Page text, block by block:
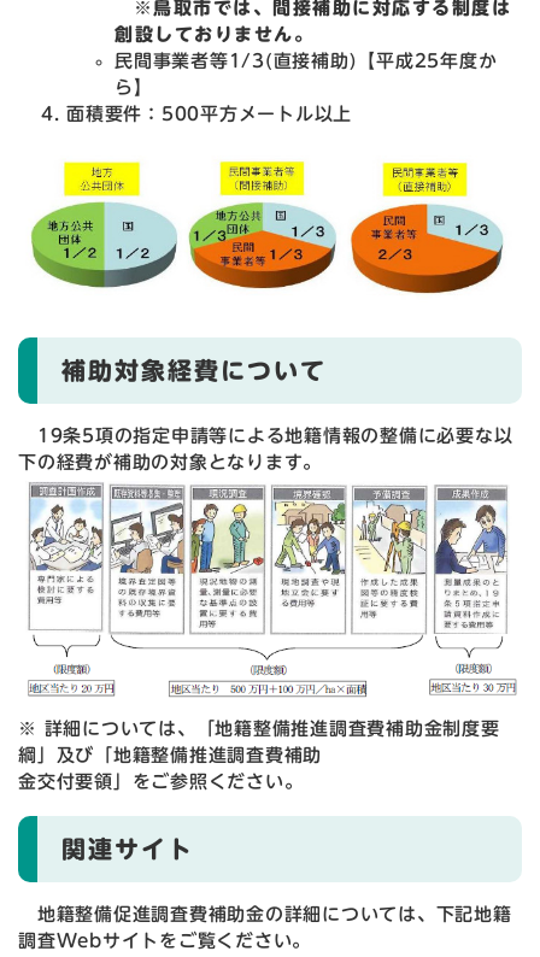
※鳥取市では、間接補助に対応する制度は
創設しておりません。
民間事業者等1/3(直接補助)【平成25年度か
ら】
面積要件：500平方メートル以上
補助対象経費について
19条5項の指定申請等による地籍情報の整備に必要な以
下の経費が補助の対象となります。
※ 詳細については、「地籍整備推進調査費補助金制度要
綱」及び「地籍整備推進調査費補助
金交付要領」をご参照ください。
関連サイト
地籍整備促進調査費補助金の詳細については、下記地籍
調査Webサイトをご覧ください。